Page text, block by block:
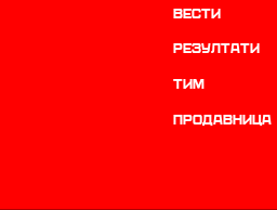
Вести
резултати
ТИМ
продавница